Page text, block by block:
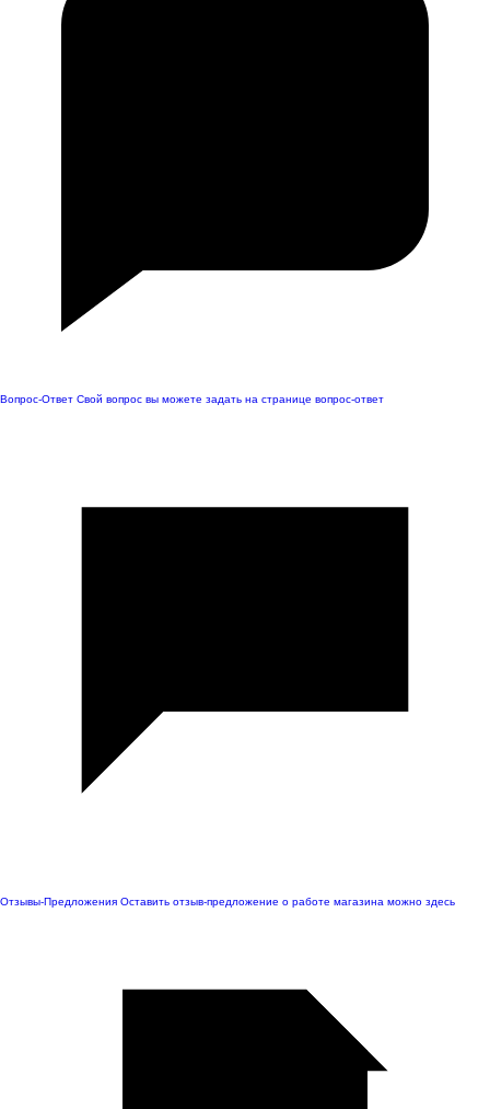
Вопрос-Ответ Свой вопрос вы можете задать на странице вопрос-ответ
Отзывы-Предложения Оставить отзыв-предложение о работе магазина можно здесь